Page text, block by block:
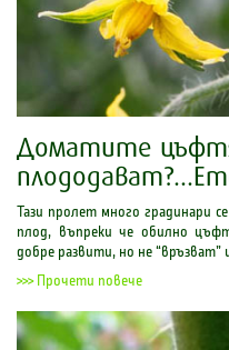
Доматите
Тази пролет много градинари
плод, въпреки че обилно
добре развити, но не
>>> Прочети повече